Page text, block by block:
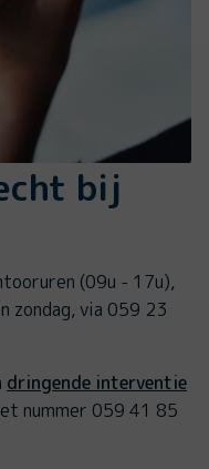
bij
(09u - 17u),
zondag, via 059 23
dringende interventie
nummer 059 41 85